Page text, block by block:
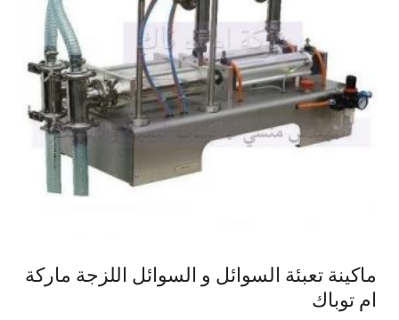
ماكينة تعبئة السوائل و السوائل اللزجة ماركة
ام توباك